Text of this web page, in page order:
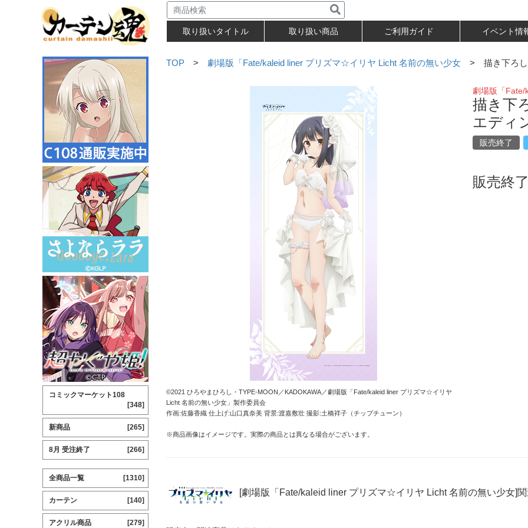
取り扱いタイトル 取り扱い商品 ご利用ガイド イベント情
TOP > 劇場版「Fate/kaleid liner プリズマ☆イリヤ Licht 名前の無い少女 > 描き下ろし
©2021 ひろやまひろし・TYPE-MOON／KADOKAWA／劇場版「Fate/kaleid liner プリズマ☆イリヤ
Licht 名前の無い少女」製作委員会
作画:佐藤香織 仕上げ:山口真奈美 背景:渡嘉敷壮 撮影:土橋祥子（チップチューン）
※商品画像はイメージです。実際の商品とは異なる場合がございます。
劇場版「
描き下
エディ
販売終了
販売終
[劇場版「Fate/kaleid liner プリズマ☆イリヤ Licht 名前の無い少女]
コミックマーケット108
[348]
新商品 [265]
8月 受注終了 [266]
全商品一覧 [1310]
カーテン [140]
アクリル商品 [279]